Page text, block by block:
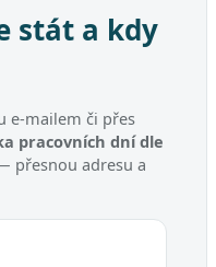
stát a kdy
e-mailem či přes
pracovních dní dle
přesnou adresu a